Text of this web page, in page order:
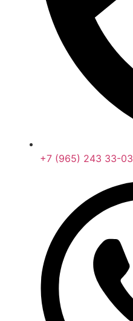
+7 (965) 243 33-03